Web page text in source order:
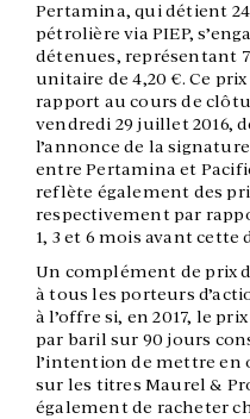
Pertamina, qui détient
pétrolière via PIEP,
détenues, représentant
unitaire de 4,20 €. Ce
rapport au cours de
vendredi 29 juillet 2016,
l’annonce de la
entre Pertamina et
reflète également des
respectivement par
1, 3 et 6 mois avant cette
Un complément de prix
à tous les porteurs
à l’offre si, en 2017, le
par baril sur 90 jours
l’intention de mettre en
sur les titres Maurel &
également de racheter